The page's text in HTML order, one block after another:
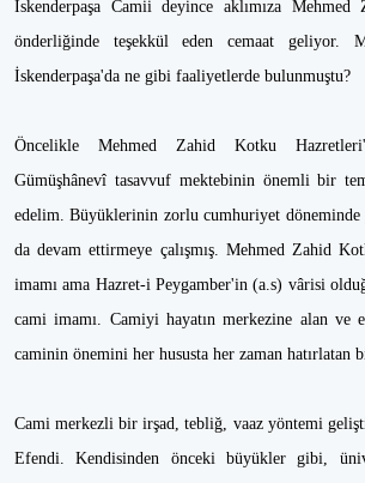
İskenderpaşa Camii deyince aklımıza
önderliğinde teşekkül eden cemaat geliyor.
İskenderpaşa'da ne gibi faaliyetlerde bulunmuştu?
Öncelikle Mehmed Zahid Kotku
Gümüşhânevî tasavvuf mektebinin önemli bir
edelim. Büyüklerinin zorlu cumhuriyet döneminde
da devam ettirmeye çalışmış. Mehmed Zahid
imamı ama Hazret-i Peygamber'in (a.s) vârisi
cami imamı. Camiyi hayatın merkezine alan ve
caminin önemini her hususta her zaman hatırlatan
Cami merkezli bir irşad, tebliğ, vaaz yöntemi
Efendi. Kendisinden önceki büyükler gibi,